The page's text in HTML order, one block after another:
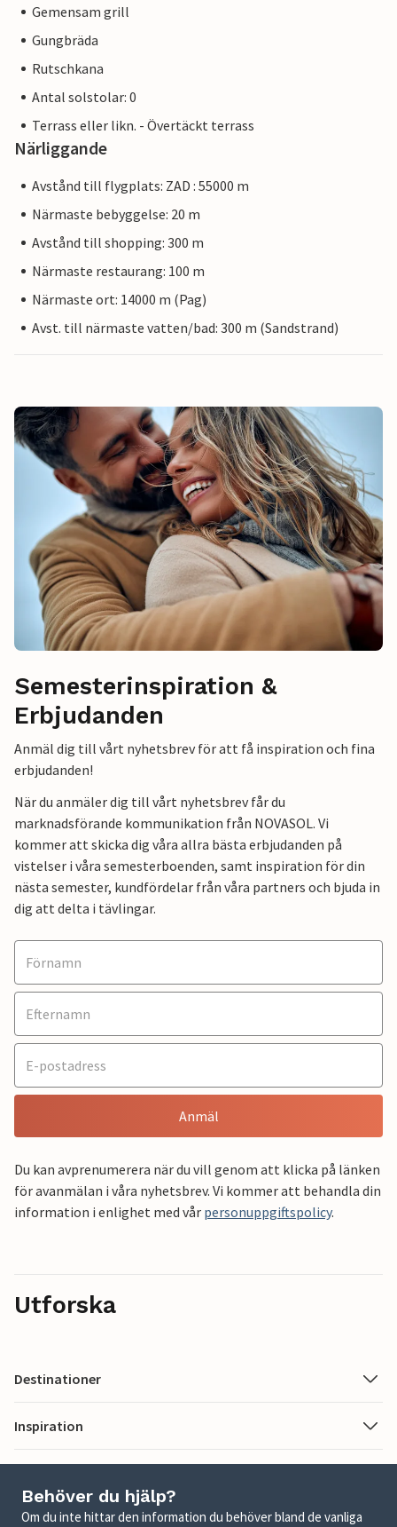
Gemensam grill
Gungbräda
Rutschkana
Antal solstolar: 0
Terrass eller likn. - Övertäckt terrass
Närliggande
Avstånd till flygplats: ZAD : 55000 m
Närmaste bebyggelse: 20 m
Avstånd till shopping: 300 m
Närmaste restaurang: 100 m
Närmaste ort: 14000 m (Pag)
Avst. till närmaste vatten/bad: 300 m (Sandstrand)
Semesterinspiration &
Erbjudanden
Anmäl dig till vårt nyhetsbrev för att få inspiration och fina
erbjudanden!
När du anmäler dig till vårt nyhetsbrev får du
marknadsförande kommunikation från NOVASOL. Vi
kommer att skicka dig våra allra bästa erbjudanden på
vistelser i våra semesterboenden, samt inspiration för din
nästa semester, kundfördelar från våra partners och bjuda in
dig att delta i tävlingar.
Anmäl
Du kan avprenumerera när du vill genom att klicka på länken
för avanmälan i våra nyhetsbrev. Vi kommer att behandla din
information i enlighet med vår personuppgiftspolicy.
Utforska
Destinationer
Inspiration
Behöver du hjälp?
Om du inte hittar den information du behöver bland de vanliga